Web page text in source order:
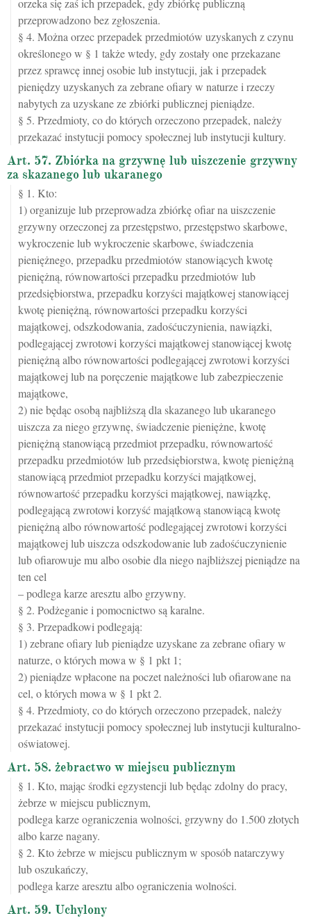
orzeka się zaś ich przepadek, gdy zbiórkę publiczną
przeprowadzono bez zgłoszenia.
§ 4. Można orzec przepadek przedmiotów uzyskanych z czynu
określonego w § 1 także wtedy, gdy zostały one przekazane
przez sprawcę innej osobie lub instytucji, jak i przepadek
pieniędzy uzyskanych za zebrane ofiary w naturze i rzeczy
nabytych za uzyskane ze zbiórki publicznej pieniądze.
§ 5. Przedmioty, co do których orzeczono przepadek, należy
przekazać instytucji pomocy społecznej lub instytucji kultury.
Art. 57. Zbiórka na grzywnę lub uiszczenie grzywny
za skazanego lub ukaranego
§ 1. Kto:
1) organizuje lub przeprowadza zbiórkę ofiar na uiszczenie
grzywny orzeczonej za przestępstwo, przestępstwo skarbowe,
wykroczenie lub wykroczenie skarbowe, świadczenia
pieniężnego, przepadku przedmiotów stanowiących kwotę
pieniężną, równowartości przepadku przedmiotów lub
przedsiębiorstwa, przepadku korzyści majątkowej stanowiącej
kwotę pieniężną, równowartości przepadku korzyści
majątkowej, odszkodowania, zadośćuczynienia, nawiązki,
podlegającej zwrotowi korzyści majątkowej stanowiącej kwotę
pieniężną albo równowartości podlegającej zwrotowi korzyści
majątkowej lub na poręczenie majątkowe lub zabezpieczenie
majątkowe,
2) nie będąc osobą najbliższą dla skazanego lub ukaranego
uiszcza za niego grzywnę, świadczenie pieniężne, kwotę
pieniężną stanowiącą przedmiot przepadku, równowartość
przepadku przedmiotów lub przedsiębiorstwa, kwotę pieniężną
stanowiącą przedmiot przepadku korzyści majątkowej,
równowartość przepadku korzyści majątkowej, nawiązkę,
podlegającą zwrotowi korzyść majątkową stanowiącą kwotę
pieniężną albo równowartość podlegającej zwrotowi korzyści
majątkowej lub uiszcza odszkodowanie lub zadośćuczynienie
lub ofiarowuje mu albo osobie dla niego najbliższej pieniądze na
ten cel
– podlega karze aresztu albo grzywny.
§ 2. Podżeganie i pomocnictwo są karalne.
§ 3. Przepadkowi podlegają:
1) zebrane ofiary lub pieniądze uzyskane za zebrane ofiary w
naturze, o których mowa w § 1 pkt 1;
2) pieniądze wpłacone na poczet należności lub ofiarowane na
cel, o których mowa w § 1 pkt 2.
§ 4. Przedmioty, co do których orzeczono przepadek, należy
przekazać instytucji pomocy społecznej lub instytucji kulturalno-
oświatowej.
Art. 58. żebractwo w miejscu publicznym
§ 1. Kto, mając środki egzystencji lub będąc zdolny do pracy,
żebrze w miejscu publicznym,
podlega karze ograniczenia wolności, grzywny do 1.500 złotych
albo karze nagany.
§ 2. Kto żebrze w miejscu publicznym w sposób natarczywy
lub oszukańczy,
podlega karze aresztu albo ograniczenia wolności.
Art. 59. Uchylony